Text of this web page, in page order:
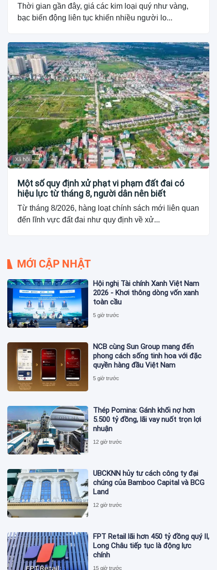
Thời gian gần đây, giá các kim loại quý như vàng,
bạc biến động liên tục khiến nhiều người lo...
Xã hội
Một số quy định xử phạt vi phạm đất đai có
hiệu lực từ tháng 8, người dân nên biết
Từ tháng 8/2026, hàng loạt chính sách mới liên quan
đến lĩnh vực đất đai như quy định về xử...
MỚI CẬP NHẬT
Hội nghị Tài chính Xanh Việt Nam
2026 - Khơi thông dòng vốn xanh
toàn cầu
5 giờ trước
NCB cùng Sun Group mang đến
phong cách sống tinh hoa với đặc
quyền hàng đầu Việt Nam
5 giờ trước
Thép Pomina: Gánh khối nợ hơn
5.500 tỷ đồng, lãi vay nuốt trọn lợi
nhuận
12 giờ trước
UBCKNN hủy tư cách công ty đại
chúng của Bamboo Capital và BCG
Land
12 giờ trước
FPT Retail lãi hơn 450 tỷ đồng quý II,
Long Châu tiếp tục là động lực
chính
15 giờ trước